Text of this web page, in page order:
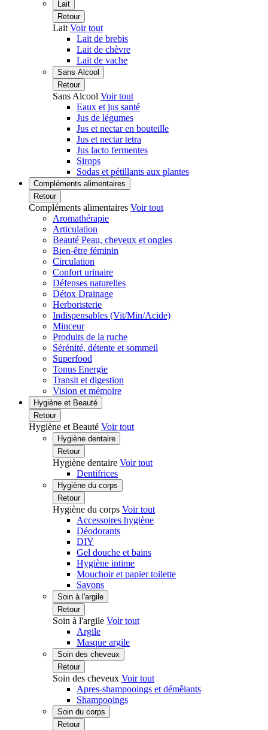
Lait
Retour
Lait Voir tout
Lait de brebis
Lait de chèvre
Lait de vache
Sans Alcool
Retour
Sans Alcool Voir tout
Eaux et jus santé
Jus de légumes
Jus et nectar en bouteille
Jus et nectar tetra
Jus lacto fermentes
Sirops
Sodas et pétillants aux plantes
Compléments alimentaires
Retour
Compléments alimentaires Voir tout
Aromathérapie
Articulation
Beauté Peau, cheveux et ongles
Bien-être féminin
Circulation
Confort urinaire
Défenses naturelles
Détox Drainage
Herboristerie
Indispensables (Vit/Min/Acide)
Minceur
Produits de la ruche
Sérénité, détente et sommeil
Superfood
Tonus Energie
Transit et digestion
Vision et mémoire
Hygiène et Beauté
Retour
Hygiène et Beauté Voir tout
Hygiène dentaire
Retour
Hygiène dentaire Voir tout
Dentifrices
Hygiène du corps
Retour
Hygiène du corps Voir tout
Accessoires hygiène
Déodorants
DIY
Gel douche et bains
Hygiène intime
Mouchoir et papier toilette
Savons
Soin à l'argile
Retour
Soin à l'argile Voir tout
Argile
Masque argile
Soin des cheveux
Retour
Soin des cheveux Voir tout
Apres-shampooings et démêlants
Shampooings
Soin du corps
Retour